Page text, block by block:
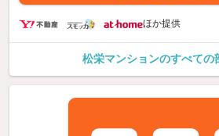
ほか提供
松栄マンションのすべての